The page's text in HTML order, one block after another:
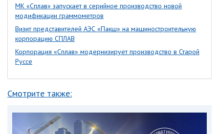
МК «Сплав» запускает в серийное производство новой
модификации граммометров
Визит представителей АЭС «Пакш» на машиностроительную
корпорацию СПЛАВ
Корпорация «Сплав» модернизирует производство в Старой
Руссе
Смотрите также: